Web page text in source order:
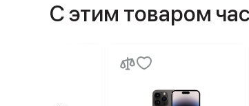
С этим товаром